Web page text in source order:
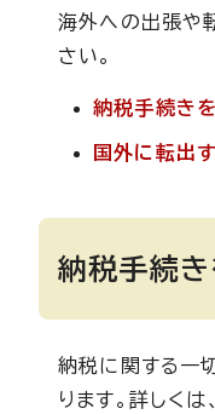
海外への出張や
さい。
納税手続き
国外に転出
納税手続
納税に関する一
ります。詳しく